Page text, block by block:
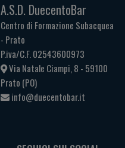
A.S.D. DuecentoBar
Centro di Formazione Subacquea
- Prato
P.iva/C.F. 02543600973
Via Natale Ciampi, 8 - 59100
Prato (PO)
info@duecentobar.it